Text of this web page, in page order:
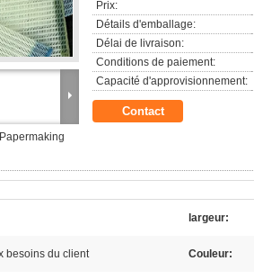
Prix:
Détails d'emballage:
Délai de livraison:
Conditions de paiement:
Capacité d'approvisionnement:
Contact
largeur:
besoins du client Couleur: